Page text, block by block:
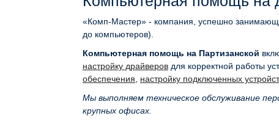
«Комп-Мастер» - компания, успешно
до компьютеров).
Компьютерная помощь на Партизанской
настройку драйверов для корректной работы
обеспечения
настройку подключенных
Мы выполняем техническое обслуживание
крупных офисах.